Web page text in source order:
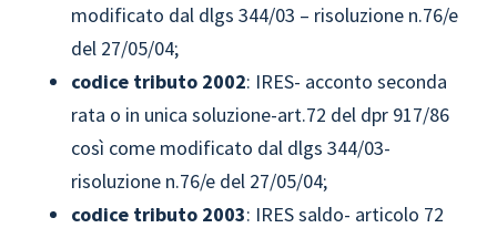
modificato dal dlgs 344/03 – risoluzione n.76/e
del 27/05/04;
codice tributo 2002: IRES- acconto seconda
rata o in unica soluzione-art.72 del dpr 917/86
così come modificato dal dlgs 344/03-
risoluzione n.76/e del 27/05/04;
codice tributo 2003: IRES saldo- articolo 72